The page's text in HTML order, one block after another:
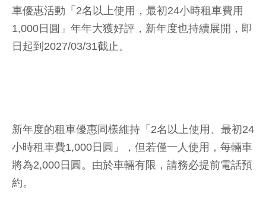
車優惠活動「2名以上使用，最初24小時租車費用
1,000日圓」年年大獲好評，新年度也持續展開，即
日起到2027/03/31截止。
新年度的租車優惠同樣維持「2名以上使用、最初24
小時租車費1,000日圓」，但若僅一人使用，每輛車
將為2,000日圓。由於車輛有限，請務必提前電話預
約。